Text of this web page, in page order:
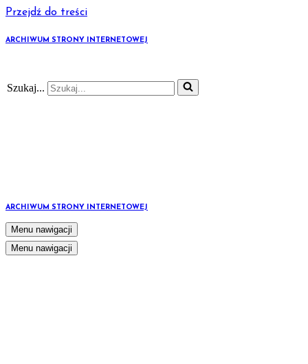
Przejdź do treści
ARCHIWUM STRONY INTERNETOWEJ
Szukaj...
Menu nawigacji
ARCHIWUM STRONY INTERNETOWEJ
Menu nawigacji